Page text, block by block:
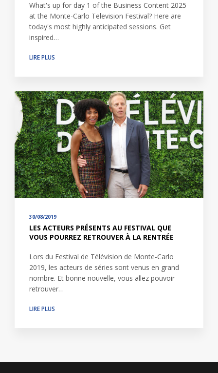
What's up for day 1 of the Business Content 2025
at the Monte-Carlo Television Festival? Here are
today's most highly anticipated sessions. Get
inspired…
LIRE PLUS
30/08/2019
LES ACTEURS PRÉSENTS AU FESTIVAL QUE
VOUS POURREZ RETROUVER À LA RENTRÉE
Lors du Festival de Télévision de Monte-Carlo
2019, les acteurs de séries sont venus en grand
nombre. Et bonne nouvelle, vous allez pouvoir
retrouver…
LIRE PLUS